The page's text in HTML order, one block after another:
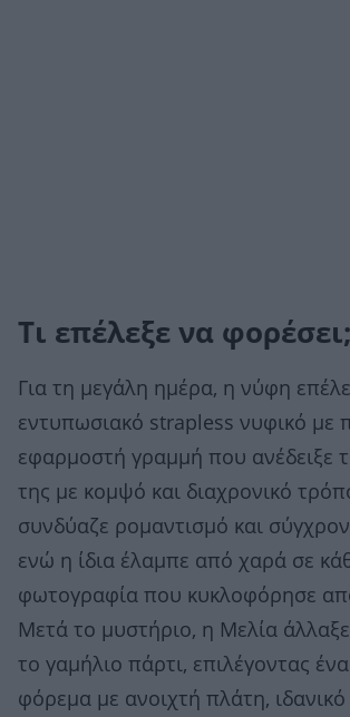
Τι επέλεξε να φορέσει;
Για τη μεγάλη ημέρα, η νύφη
εντυπωσιακό strapless νυφικό με
εφαρμοστή γραμμή που ανέδειξε
της με κομψό και διαχρονικό
συνδύαζε ρομαντισμό και
ενώ η ίδια έλαμπε από χαρά σε
φωτογραφία που κυκλοφόρησε
Μετά το μυστήριο, η Μελία
το γαμήλιο πάρτι, επιλέγοντας
φόρεμα με ανοιχτή πλάτη, ιδανικό